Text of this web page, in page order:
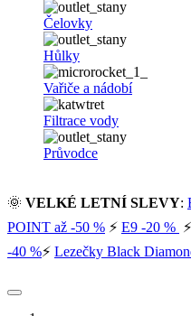
Čelovky
Hůlky
Vařiče a nádobí
Filtrace vody
Průvodce
🌞 VELKÉ LETNÍ SLEVY:
POINT až -50 % ⚡ E9 -20 % ⚡
-40 %⚡ Lezečky Black